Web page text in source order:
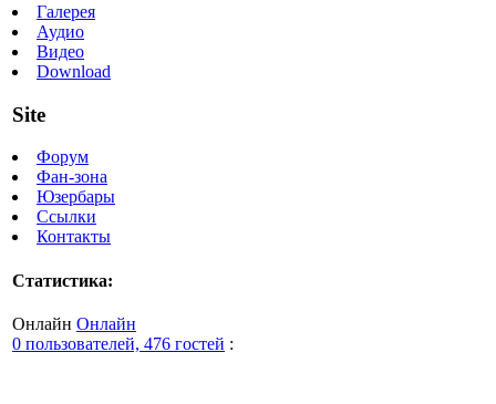
Галерея
Аудио
Видео
Download
Site
Форум
Фан-зона
Юзербары
Ссылки
Контакты
Статистика:
Онлайн Онлайн
0 пользователей, 476 гостей :